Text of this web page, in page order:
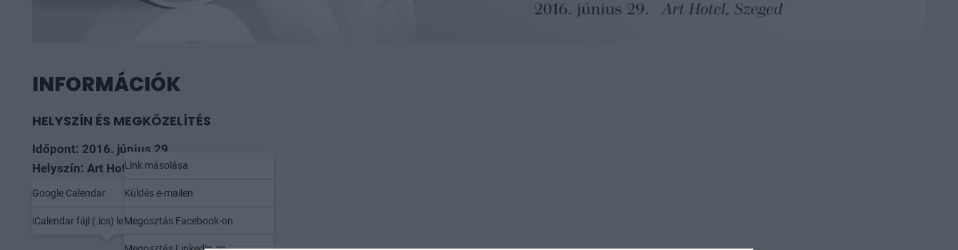
INFORMÁCIÓK
HELYSZÍN ÉS MEGKÖZELÍTÉS
Időpont: 2016. június 29.
Helyszín: Art Hotel
Google Calendar
iCalendar fájl (.ics) letöltése
Link másolása
Küldés e-mailen
Megosztás Facebook-on